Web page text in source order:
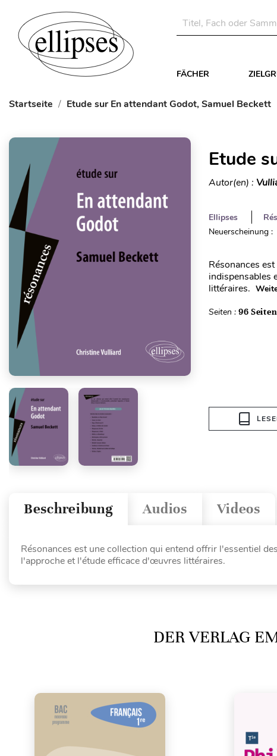
FÄCHER
Startseite Etude sur En attendant Godot, Samuel Beckett
Etude
Autor(en) :
Ellipses
Neuerscheinung
Résonances
indispensables
littéraires.
Seiten : 96 Seiten
Videos
Audios
Beschreibung
Résonances est une collection qui entend offrir l'essentiel
l'approche et l'étude efficace d'œuvres littéraires.
DER VERLAG